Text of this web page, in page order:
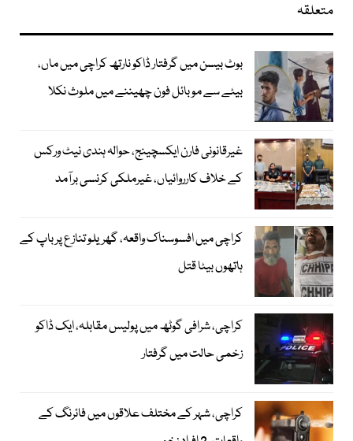
متعلقہ
بوٹ بیسن میں گرفتار ڈاکو نارتھ کراچی میں ماں،
بیٹے سے موبائل فون چھیننے میں ملوث نکلا
غیرقانونی فارن ایکسچینج، حوالہ ہندی نیٹ ورکس
کے خلاف کارروائیاں، غیرملکی کرنسی برآمد
کراچی میں افسوسناک واقعہ، گھریلو تنازع پر باپ کے
ہاتھوں بیٹا قتل
کراچی، شرافی گوٹھ میں پولیس مقابلہ، ایک ڈاکو
زخمی حالت میں گرفتار
کراچی، شہر کے مختلف علاقوں میں فائرنگ کے